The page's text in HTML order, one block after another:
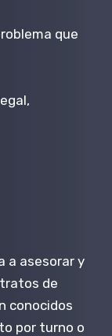
que
a asesorar y
de
conocidos
por turno o